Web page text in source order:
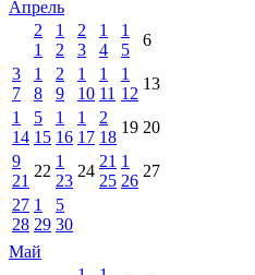
Апрель
2
1
1
2
2
3
1
4
1
5
6
3
7
1
8
2
9
1
10
1
11
1
12
13
1
14
5
15
1
16
1
17
2
18
19 20
9
21
22
1
23
24
21
25
1
26
27
27
28
1
29
5
30
Май